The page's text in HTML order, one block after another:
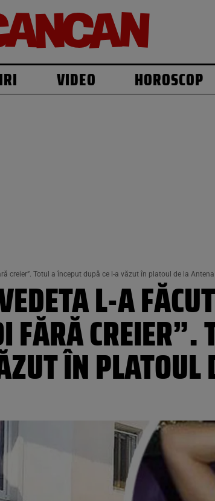
VIDEO HOROSCOP
creier”. Totul a început după ce l-a văzut în platoul de la Antena
L-A
CREIER”.
ÎN PLATOUL